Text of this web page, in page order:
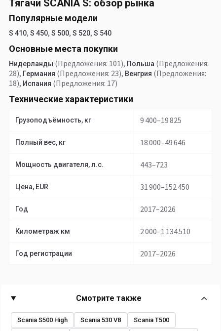
Тягачи SCANIA S: обзор рынка
Популярные модели
S 410, S 450, S 500, S 520, S 540
Основные места покупки
Нидерланды (Предложения: 101), Польша (Предложения:
28), Германия (Предложения: 23), Венгрия (Предложения:
18), Испания (Предложения: 17)
Технические характеристики
Грузоподъёмность, кг 9 400–19 825
Полный вес, кг 18 000–49 646
Мощность двигателя, л.с. 443–723
Цена, EUR 31 900–152 450
Год 2017–2026
Километраж км 2 000–1 134 510
Год регистрации 2017–2026
Смотрите также
Scania S500 High Scania 530 V8 Scania T500